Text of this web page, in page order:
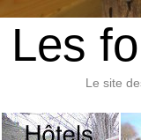
Les
Le site